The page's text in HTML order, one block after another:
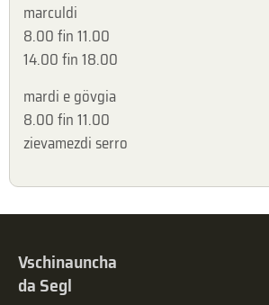
marculdi
8.00 fin 11.00
14.00 fin 18.00
mardi e gövgia
8.00 fin 11.00
zievamezdi serro
Vschinauncha
da Segl